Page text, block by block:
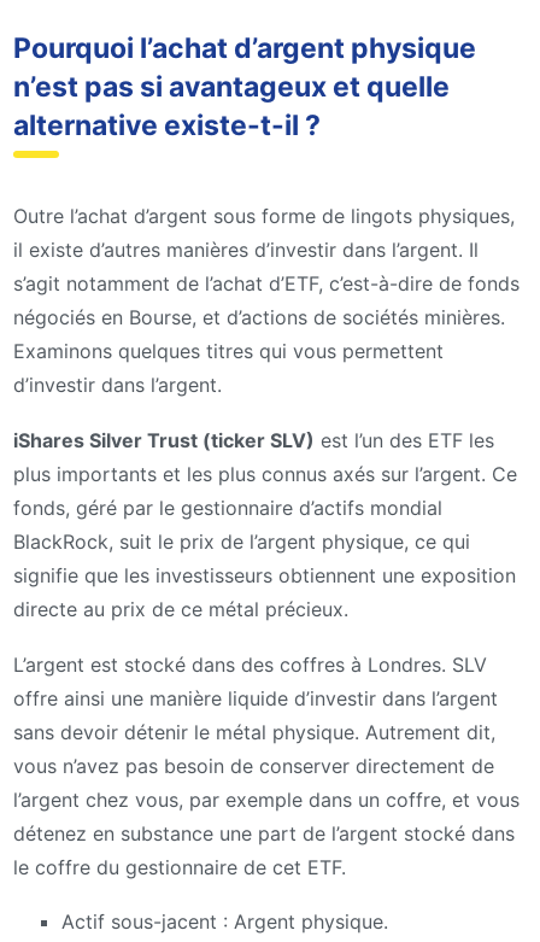
Pourquoi l’achat d’argent physique
n’est pas si avantageux et quelle
alternative existe-t-il ?
Outre l’achat d’argent sous forme de lingots physiques,
il existe d’autres manières d’investir dans l’argent. Il
s’agit notamment de l’achat d’ETF, c’est-à-dire de fonds
négociés en Bourse, et d’actions de sociétés minières.
Examinons quelques titres qui vous permettent
d’investir dans l’argent.
iShares Silver Trust (ticker SLV) est l’un des ETF les
plus importants et les plus connus axés sur l’argent. Ce
fonds, géré par le gestionnaire d’actifs mondial
BlackRock, suit le prix de l’argent physique, ce qui
signifie que les investisseurs obtiennent une exposition
directe au prix de ce métal précieux.
L’argent est stocké dans des coffres à Londres. SLV
offre ainsi une manière liquide d’investir dans l’argent
sans devoir détenir le métal physique. Autrement dit,
vous n’avez pas besoin de conserver directement de
l’argent chez vous, par exemple dans un coffre, et vous
détenez en substance une part de l’argent stocké dans
le coffre du gestionnaire de cet ETF.
Actif sous-jacent : Argent physique.